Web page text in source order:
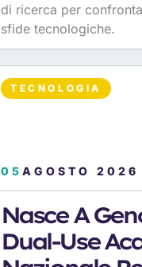
di ricerca per
sfide tecnologiche.
TECNOLOGIA
05AGOSTO 2026
Nasce A
Dual-Use